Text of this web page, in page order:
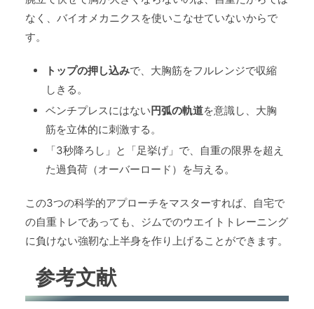
なく、バイオメカニクスを使いこなせていないからで
す。
トップの押し込みで、大胸筋をフルレンジで収縮
しきる。
ベンチプレスにはない 円弧の軌道を意識し、大胸
筋を立体的に刺激する。
「3秒降ろし」と「足挙げ」で、自重の限界を超え
た過負荷（オーバーロード）を与える。
この3つの科学的アプローチをマスターすれば、自宅で
の自重トレであっても、ジムでのウエイトトレーニング
に負けない強靭な上半身を作り上げることができます。
参考文献